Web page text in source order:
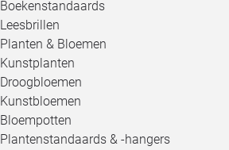
Boekenstandaards
Leesbrillen
Planten & Bloemen
Kunstplanten
Droogbloemen
Kunstbloemen
Bloempotten
Plantenstandaards & -hangers